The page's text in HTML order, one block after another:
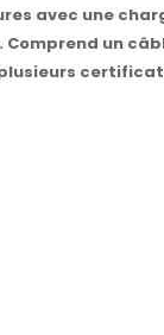
avec une
un